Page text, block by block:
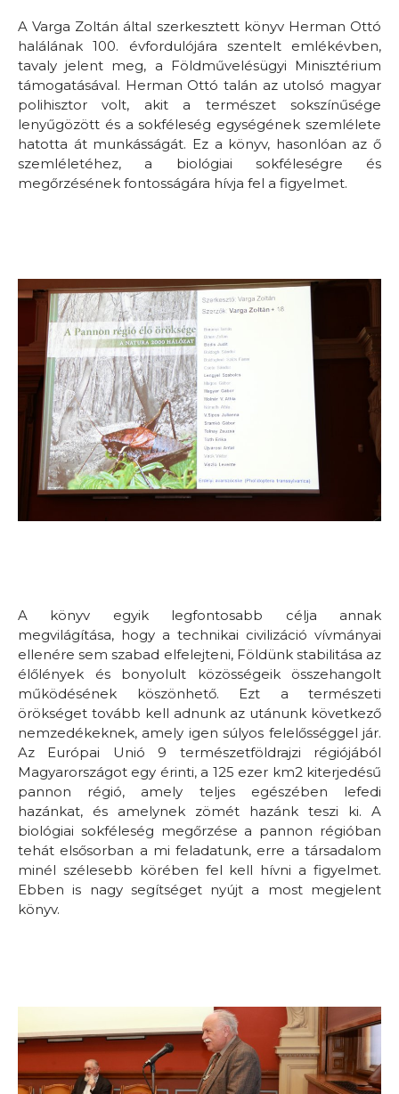
A Varga Zoltán által szerkesztett könyv Herman Ottó
halálának 100. évfordulójára szentelt emlékévben,
tavaly jelent meg, a Földművelésügyi Minisztérium
támogatásával. Herman Ottó talán az utolsó magyar
polihisztor volt, akit a természet sokszínűsége
lenyűgözött és a sokféleség egységének szemlélete
hatotta át munkásságát. Ez a könyv, hasonlóan az ő
szemléletéhez, a biológiai sokféleségre és
megőrzésének fontosságára hívja fel a figyelmet.
A könyv egyik legfontosabb célja annak
megvilágítása, hogy a technikai civilizáció vívmányai
ellenére sem szabad elfelejteni, Földünk stabilitása az
élőlények és bonyolult közösségeik összehangolt
működésének köszönhető. Ezt a természeti
örökséget tovább kell adnunk az utánunk következő
nemzedékeknek, amely igen súlyos felelősséggel jár.
Az Európai Unió 9 természetföldrajzi régiójából
Magyarországot egy érinti, a 125 ezer km2 kiterjedésű
pannon régió, amely teljes egészében lefedi
hazánkat, és amelynek zömét hazánk teszi ki. A
biológiai sokféleség megőrzése a pannon régióban
tehát elsősorban a mi feladatunk, erre a társadalom
minél szélesebb körében fel kell hívni a figyelmet.
Ebben is nagy segítséget nyújt a most megjelent
könyv.